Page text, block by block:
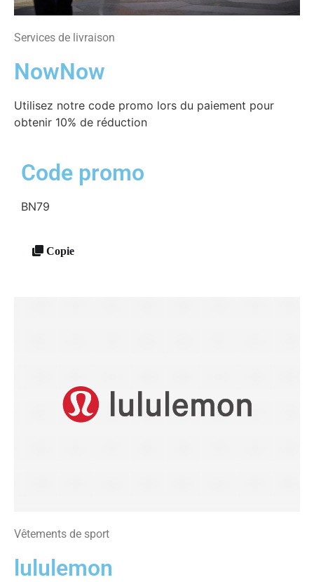
Services de livraison
NowNow
Utilisez notre code promo lors du paiement pour
obtenir 10% de réduction
Code promo
BN79
Copie
Vêtements de sport
lululemon